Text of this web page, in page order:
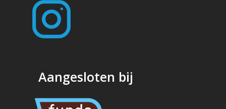
Aangesloten bij